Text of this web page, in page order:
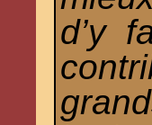
d’y